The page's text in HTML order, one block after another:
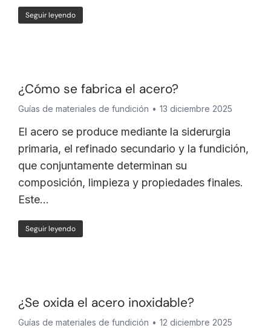
Seguir leyendo
¿Cómo se fabrica el acero?
Guías de materiales de fundición 13 diciembre 2025
El acero se produce mediante la siderurgia
primaria, el refinado secundario y la fundición,
que conjuntamente determinan su
composición, limpieza y propiedades finales.
Este...
Seguir leyendo
¿Se oxida el acero inoxidable?
Guías de materiales de fundición 12 diciembre 2025